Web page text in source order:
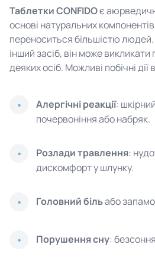
Таблетки CONFIDOє
основі натуральних
переноситься більшістю
інший засіб, він може викликати
деяких осіб. Можливі побічні
Алергічні реакції:
почервоніння або набряк.
Розлади травлення:
дискомфорт у шлунку.
Головний більабо
Порушення сну: